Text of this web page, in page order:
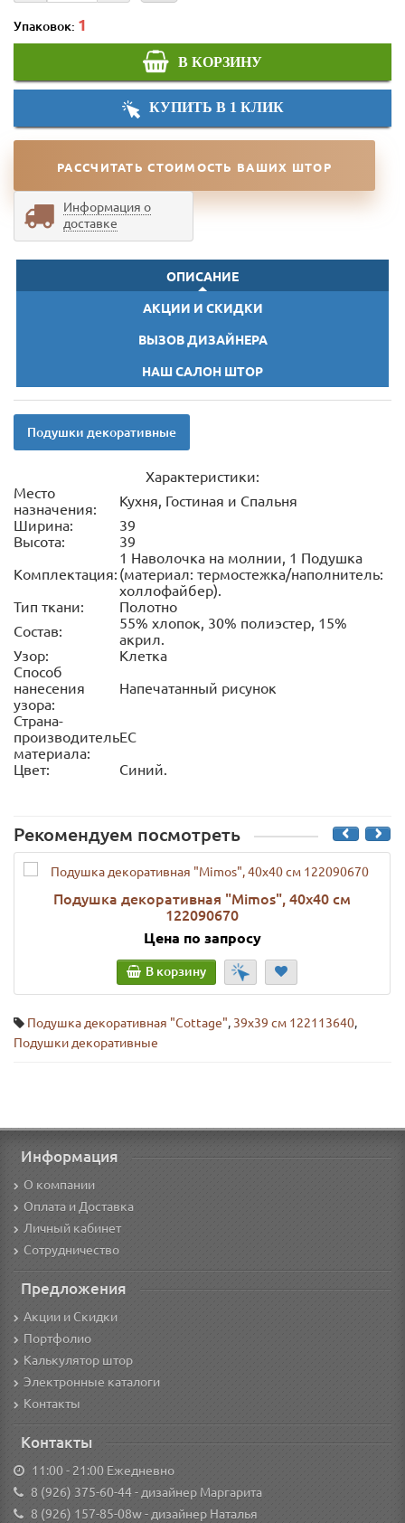
Упаковок:
В КОРЗИНУ
КУПИТЬ В 1 КЛИК
РАССЧИТАТЬ СТОИМОСТЬ ВАШИХ ШТОР
Информация о
доставке
ОПИСАНИЕ
АКЦИИ И СКИДКИ
ВЫЗОВ ДИЗАЙНЕРА
НАШ САЛОН ШТОР
Подушки декоративные
Характеристики:
Место
назначения:
Кухня, Гостиная и Спальня
Ширина:
39
Высота:
39
Комплектация:
1 Наволочка на молнии, 1 Подушка
(материал: термостежка/наполнитель:
холлофайбер).
Тип ткани:
Полотно
Состав:
55% хлопок, 30% полиэстер, 15%
акрил.
Узор:
Клетка
Способ
нанесения
узора:
Напечатанный рисунок
Страна-
производитель
материала:
ЕС
Цвет:
Синий.
Рекомендуем посмотреть
Подушка декоративная "Mimos", 40х40 см
122090670
Цена по запросу
В корзину
Подушка декоративная "Cottage", 39х39 см 122113640,
Подушки декоративные
Информация
О компании
Оплата и Доставка
Личный кабинет
Сотрудничество
Предложения
Акции и Скидки
Портфолио
Калькулятор штор
Электронные каталоги
Контакты
Контакты
11:00 - 21:00 Ежедневно
8 (926) 375-60-44- дизайнер Маргарита
8 (926) 157-85-08w- дизайнер Наталья